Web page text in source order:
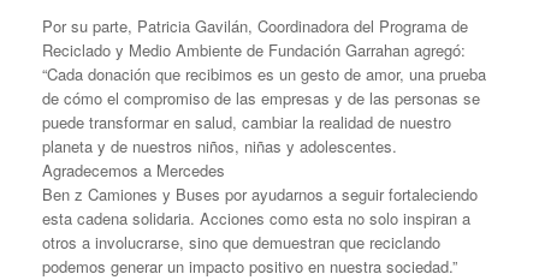
Por su parte, Patricia Gavilán, Coordinadora del Programa de
Reciclado y Medio Ambiente de Fundación Garrahan agregó:
“Cada donación que recibimos es un gesto de amor, una prueba
de cómo el compromiso de las empresas y de las personas se
puede transformar en salud, cambiar la realidad de nuestro
planeta y de nuestros niños, niñas y adolescentes.
Agradecemos a Mercedes
Ben z Camiones y Buses por ayudarnos a seguir fortaleciendo
esta cadena solidaria. Acciones como esta no solo inspiran a
otros a involucrarse, sino que demuestran que reciclando
podemos generar un impacto positivo en nuestra sociedad.”